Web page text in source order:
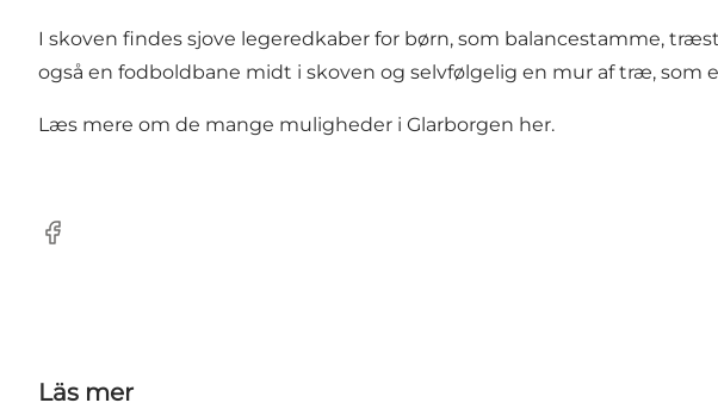
I skoven findes sjove legeredkaber for børn, som balancestamme,
også en fodboldbane midt i skoven og selvfølgelig en mur af træ, som
Læs mere om de mange muligheder i Glarborgen her.
Facebook
Läs mer